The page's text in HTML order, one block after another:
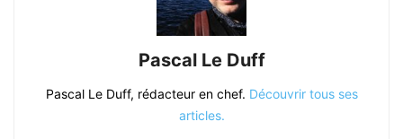
Pascal Le Duff
Pascal Le Duff, rédacteur en chef. Découvrir tous ses
articles.